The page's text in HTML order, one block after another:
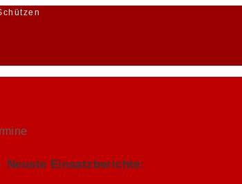
Neuste Einsatzberichte: